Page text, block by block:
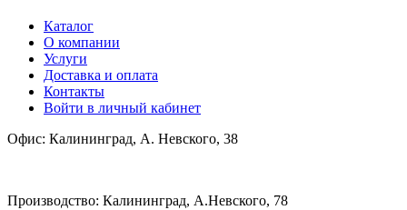
Каталог
О компании
Услуги
Доставка и оплата
Контакты
Войти в личный кабинет
Офис: Калининград, А. Невского, 38
Производство: Калининград, А.Невского, 78